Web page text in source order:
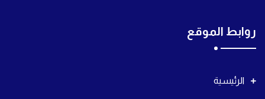
روابط الموقع
الرئيسية